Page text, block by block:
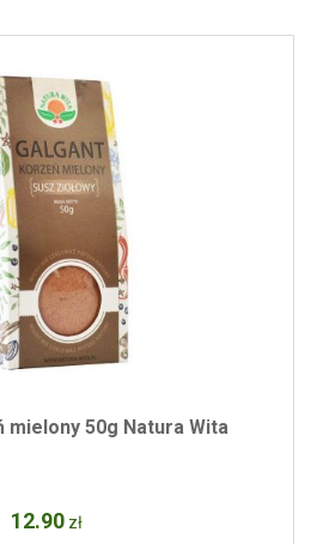
mielony 50g Natura Wita
12.90 zł